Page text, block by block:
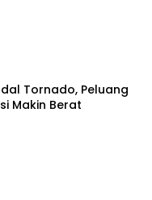
Tornado, Peluang
Makin Berat